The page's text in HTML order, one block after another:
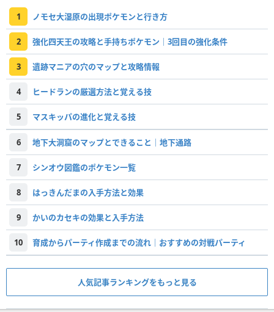
1 ノモセ大湿原の出現ポケモンと行き方
2 強化四天王の攻略と手持ちポケモン｜3回目の強化条件
3 遺跡マニアの穴のマップと攻略情報
4 ヒードランの厳選方法と覚える技
5 マスキッパの進化と覚える技
6 地下大洞窟のマップとできること｜地下通路
7 シンオウ図鑑のポケモン一覧
8 はっきんだまの入手方法と効果
9 かいのカセキの効果と入手方法
10 育成からパーティ作成までの流れ｜おすすめの対戦パーティ
人気記事ランキングをもっと見る